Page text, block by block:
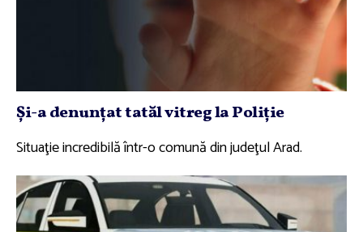
Şi-a denunţat tatăl vitreg la Poliţie
Situaţie incredibilă într-o comună din judeţul Arad.